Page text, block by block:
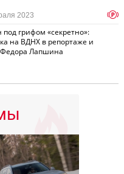
грифом «секретно»:
на ВДНХ в репортаже и
Федора Лапшина
2023 p